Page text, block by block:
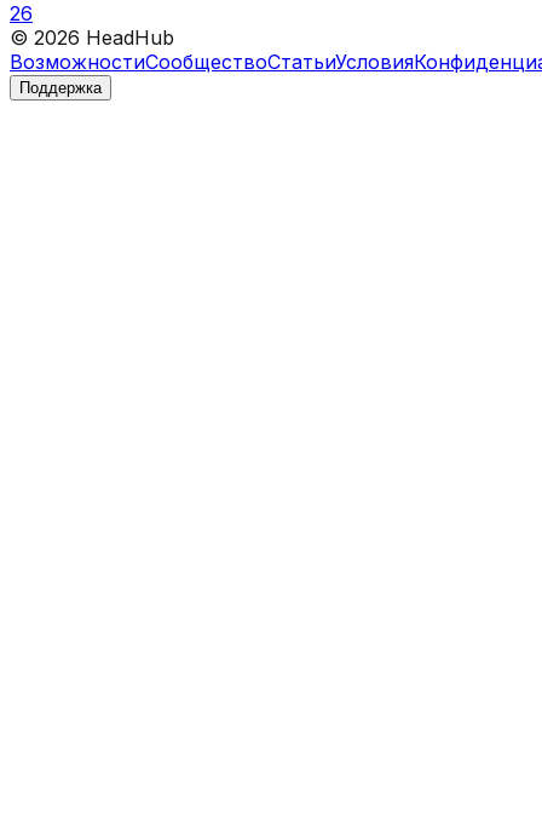
26
© 2026 HeadHub
ВозможностиСообществоСтатьиУсловия
Поддержка